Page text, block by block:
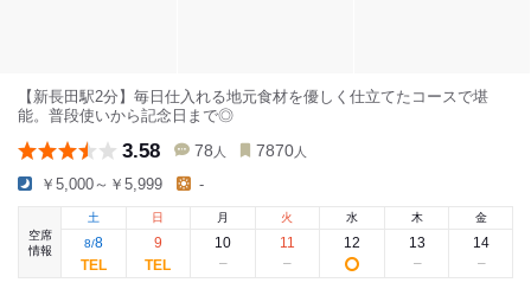
【新長田駅2分】毎日仕入れる地元食材を優しく仕立てたコースで堪
能。普段使いから記念日まで◎
3.58 78 人 7870 人
￥5,000～￥5,999 -
空席
情報
土
8/8
日
9
月
10
火
11
水
12
木
13
金
14